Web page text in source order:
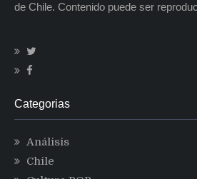
de Chile. Contenido puede ser
Categorias
Análisis
Chile